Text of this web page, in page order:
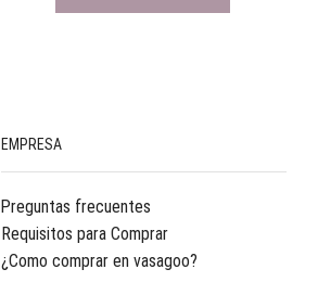
EMPRESA
Preguntas frecuentes
Requisitos para Comprar
¿Como comprar en vasagoo?